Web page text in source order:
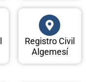
Registro Civil
Algemesí